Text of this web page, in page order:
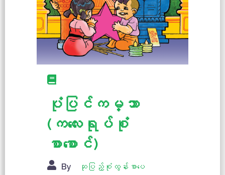
ပုံပြင်ကမ္ဘာ
(ကလေးရုပ်စုံ
စာစောင်)
By
ဆုပြည့်စုံထွန်းစာပေ